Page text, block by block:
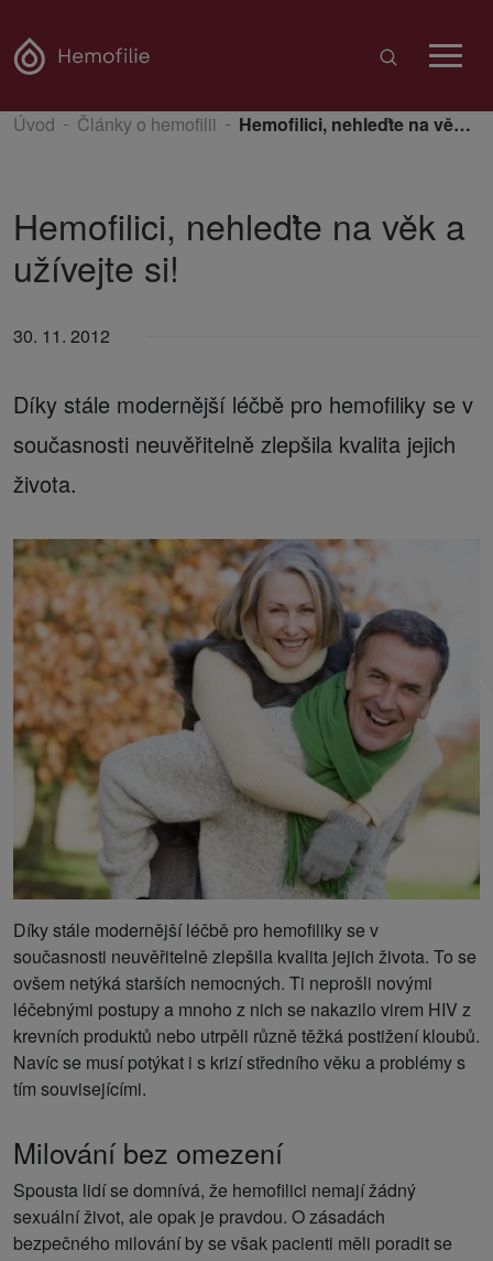
Úvod Články o hemofilii Hemofilici, nehleďte na věk a užívejte si!
Hemofilici, nehleďte na věk a
užívejte si!
30. 11. 2012
Díky stále modernější léčbě pro hemofiliky se v
současnosti neuvěřitelně zlepšila kvalita jejich
života.
Díky stále modernější léčbě pro hemofiliky se v
současnosti neuvěřitelně zlepšila kvalita jejich života. To se
ovšem netýká starších nemocných. Ti neprošli novými
léčebnými postupy a mnoho z nich se nakazilo virem HIV z
krevních produktů nebo utrpěli různě těžká postižení kloubů.
Navíc se musí potýkat i s krizí středního věku a problémy s
tím souvisejícími.
Milování bez omezení
Spousta lidí se domnívá, že hemofilici nemají žádný
sexuální život, ale opak je pravdou. O zásadách
bezpečného milování by se však pacienti měli poradit se